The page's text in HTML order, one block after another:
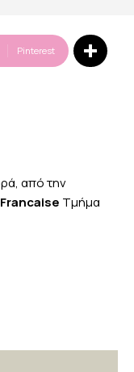
Pinterest
από την
Tμήμα